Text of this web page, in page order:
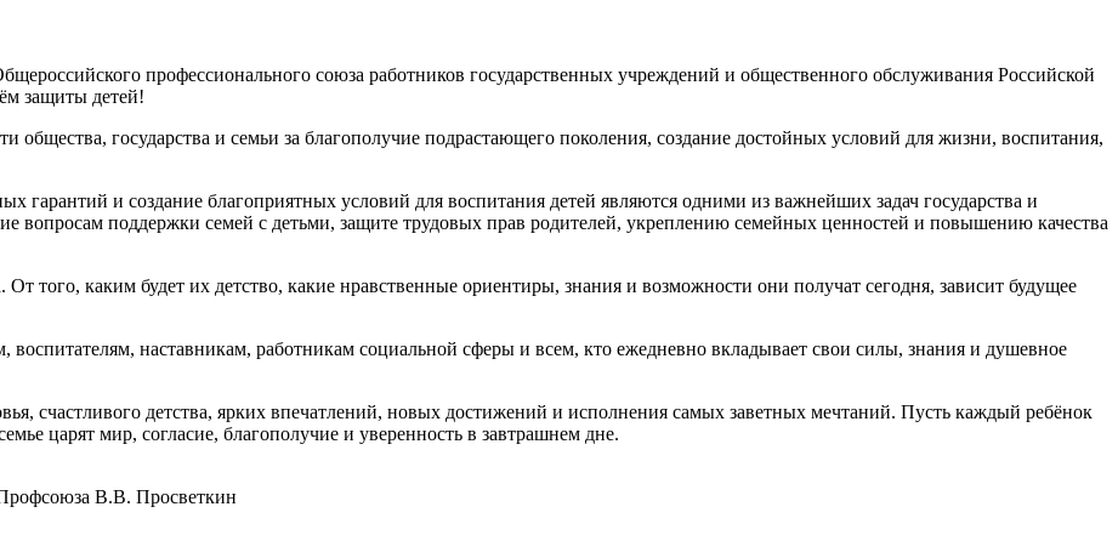
профессионального союза работников государственных учреждений и общественного обслуживания Российской
защиты детей!
общества, государства и семьи за благополучие подрастающего поколения, создание достойных условий для жизни, воспитания,
гарантий и создание благоприятных условий для воспитания детей являются одними из важнейших задач государства и
вопросам поддержки семей с детьми, защите трудовых прав родителей, укреплению семейных ценностей и повышению качества
того, каким будет их детство, какие нравственные ориентиры, знания и возможности они получат сегодня, зависит будущее
воспитателям, наставникам, работникам социальной сферы и всем, кто ежедневно вкладывает свои силы, знания и душевное
счастливого детства, ярких впечатлений, новых достижений и исполнения самых заветных мечтаний. Пусть каждый ребёнок
царят мир, согласие, благополучие и уверенность в завтрашнем дне.
Профсоюза В.В. Просветкин